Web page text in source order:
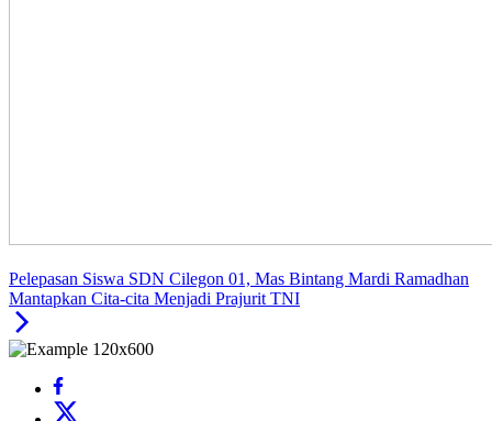
Pelepasan Siswa SDN Cilegon 01, Mas Bintang Mardi Ramadhan
Mantapkan Cita-cita Menjadi Prajurit TNI